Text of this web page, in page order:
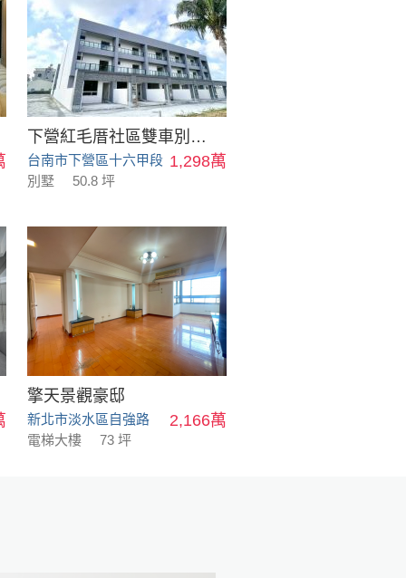
下營紅毛厝社區雙車別墅_B19
台南市下營區十六甲段 1,298萬
別墅 50.8 坪
擎天景觀豪邸
新北市淡水區自強路 2,166萬
電梯大樓 73 坪